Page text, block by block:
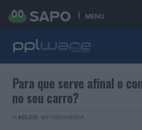
MENU
Para que serve afinal o
no seu carro?
11 ABR 2025 · MOTORES/ENERGIA